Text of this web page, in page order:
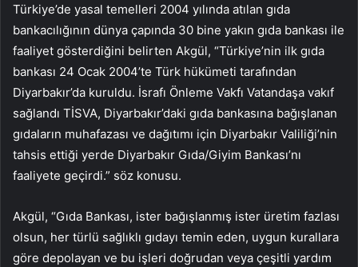
Türkiye’de yasal temelleri 2004 yılında atılan gıda
bankacılığının dünya çapında 30 bine yakın gıda bankası ile
faaliyet gösterdiğini belirten Akgül, “Türkiye’nin ilk gıda
bankası 24 Ocak 2004’te Türk hükümeti tarafından
Diyarbakır’da kuruldu. İsrafı Önleme Vakfı Vatandaşa vakıf
sağlandı TİSVA, Diyarbakır’daki gıda bankasına bağışlanan
gıdaların muhafazası ve dağıtımı için Diyarbakır Valiliği’nin
tahsis ettiği yerde Diyarbakır Gıda/Giyim Bankası’nı
faaliyete geçirdi.” söz konusu.
Akgül, “Gıda Bankası, ister bağışlanmış ister üretim fazlası
olsun, her türlü sağlıklı gıdayı temin eden, uygun kurallara
göre depolayan ve bu işleri doğrudan veya çeşitli yardım